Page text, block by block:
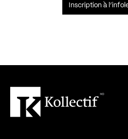
Inscription à